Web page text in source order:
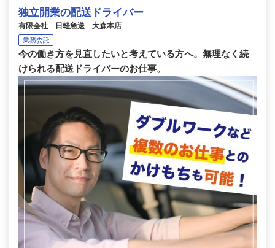
独立開業の配送ドライバー
有限会社 日軽急送 大森本店
業務委託
今の働き方を見直したいと考えている方へ。無理なく続
けられる配送ドライバーのお仕事。